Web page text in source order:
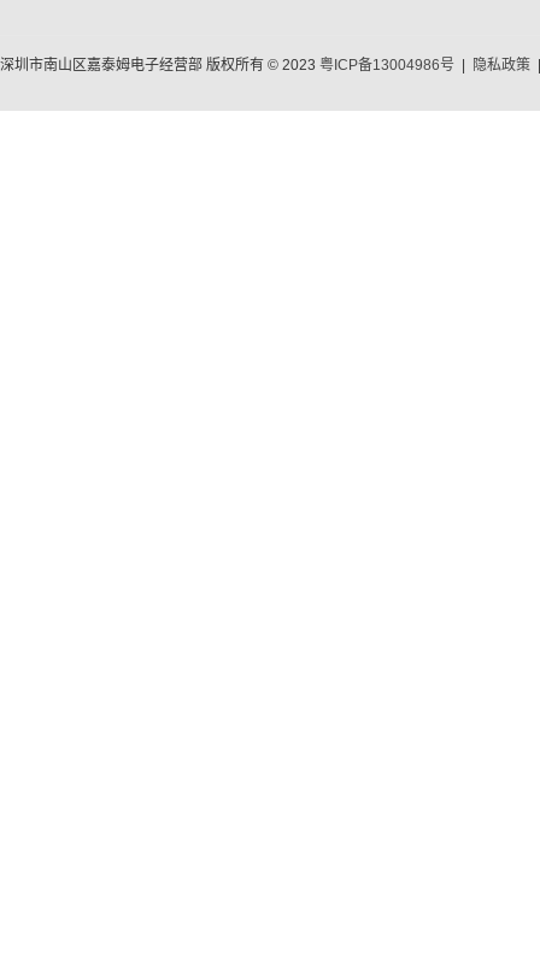
深圳市南山区嘉泰姆电子经营部 版权所有 © 2023 粤ICP备13004986号 隐私政策